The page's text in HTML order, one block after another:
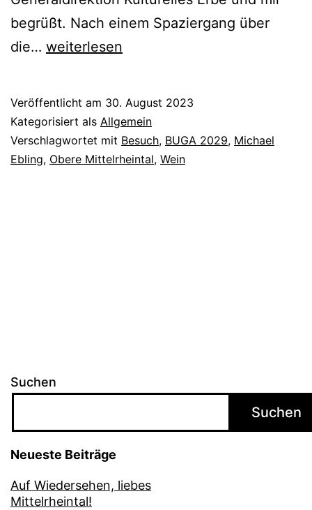
begrüßt. Nach einem Spaziergang über
die… BugaBurgenPodcast
-
Mit
Minister
weiterlesen
Veröffentlicht am 30. August 2023
Kategorisiert als Allgemein
Verschlagwortet mit Besuch, BUGA 2029, Michael
Ebling, Obere Mittelrheintal, Wein
Suchen
Suchen
Neueste Beiträge
Auf Wiedersehen, liebes
Mittelrheintal!